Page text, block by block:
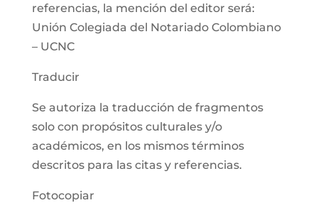
referencias, la mención del editor será:
Unión Colegiada del Notariado Colombiano
– UCNC
Traducir
Se autoriza la traducción de fragmentos
solo con propósitos culturales y/o
académicos, en los mismos términos
descritos para las citas y referencias.
Fotocopiar